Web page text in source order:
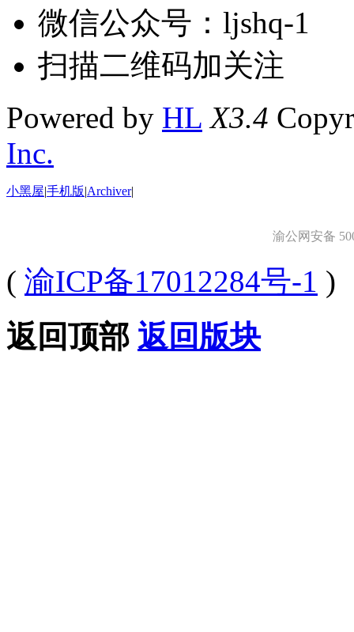
微信公众号：ljshq-1
扫描二维码加关注
Powered by HL X3.4
Inc.
小黑屋|手机版|Archiver|
渝公网安备
( 渝ICP备17012284号-1 )
返回顶部 返回版块